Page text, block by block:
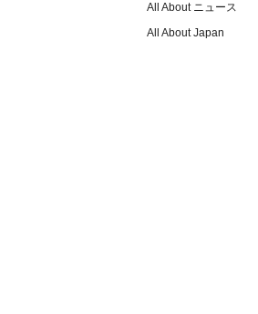
All About ニュース
All About Japan